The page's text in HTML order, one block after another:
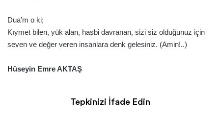
Dua’m o ki;
Kıymet bilen, yük alan, hasbi davranan, sizi siz olduğunuz için
seven ve değer veren insanlara denk gelesiniz. (Amin!..)
Hüseyin Emre AKTAŞ
Tepkinizi İfade Edin